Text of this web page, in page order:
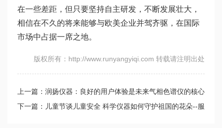
在一些差距，但只要坚持自主研发，不断发展壮大，
相信在不久的将来能够与欧美企业并驾齐驱，在国际
市场中占据一席之地。
版权所有：http://www.runyangyiqi.com 转载请注明出处
上一篇：润扬仪器：良好的用户体验是未来气相色谱仪的核心
竞争力
下一篇：儿童节谈儿童安全 科学仪器如何守护祖国的花朵--服